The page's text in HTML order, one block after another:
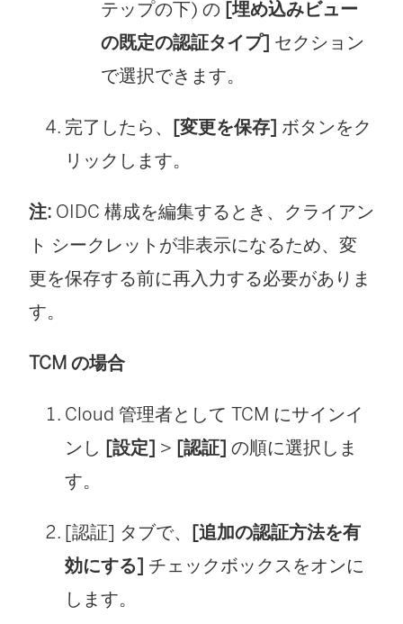
テップの下) の [埋め込みビュー
の既定の認証タイプ] セクション
で選択できます。
完了したら、 [変更を保存] ボタンをク
リックします。
注: OIDC 構成を編集するとき、クライアン
ト シークレットが非表示になるため、変
更を保存する前に再入力する必要がありま
す。
TCM の場合
Cloud 管理者として TCM にサインイ
ンし [設定] > [認証] の順に選択しま
す。
[認証] タブで、 [追加の認証方法を有
効にする] チェックボックスをオンに
します。